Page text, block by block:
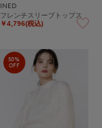
INED
フレンチスリーブトップス
￥4,796(税込)
50%
OFF